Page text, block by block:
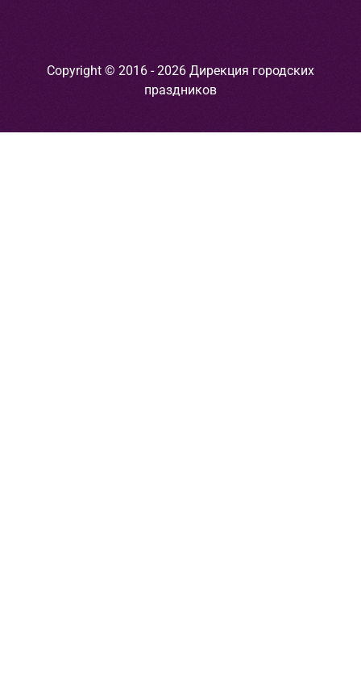
Copyright © 2016 - 2026 Дирекция городских
праздников